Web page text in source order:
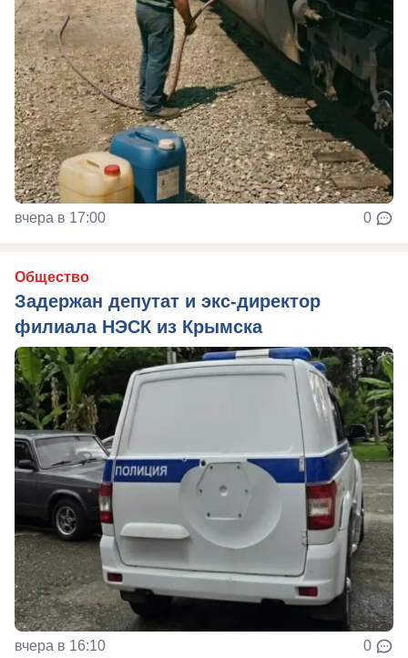
вчера в 17:00 0
Общество
Задержан депутат и экс-директор
филиала НЭСК из Крымска
вчера в 16:10 0